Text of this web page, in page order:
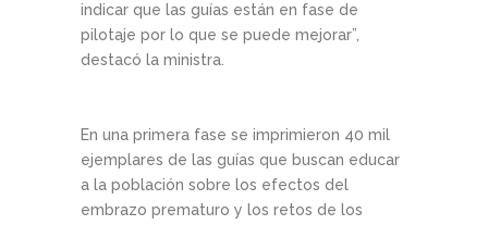
indicar que las guías están en fase de
pilotaje por lo que se puede mejorar”,
destacó la ministra.
En una primera fase se imprimieron 40 mil
ejemplares de las guías que buscan educar
a la población sobre los efectos del
embrazo prematuro y los retos de los